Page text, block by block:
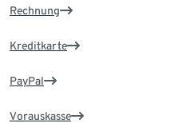
Rechnung
Kreditkarte
PayPal
Vorauskasse